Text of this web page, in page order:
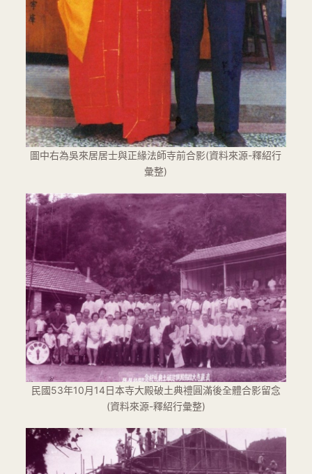
圖中右為吳來居居士與正緣法師寺前合影(資料來源-釋紹行
彙整)
民國53年10月14日本寺大殿破土典禮圓滿後全體合影留念
(資料來源-釋紹行彙整)